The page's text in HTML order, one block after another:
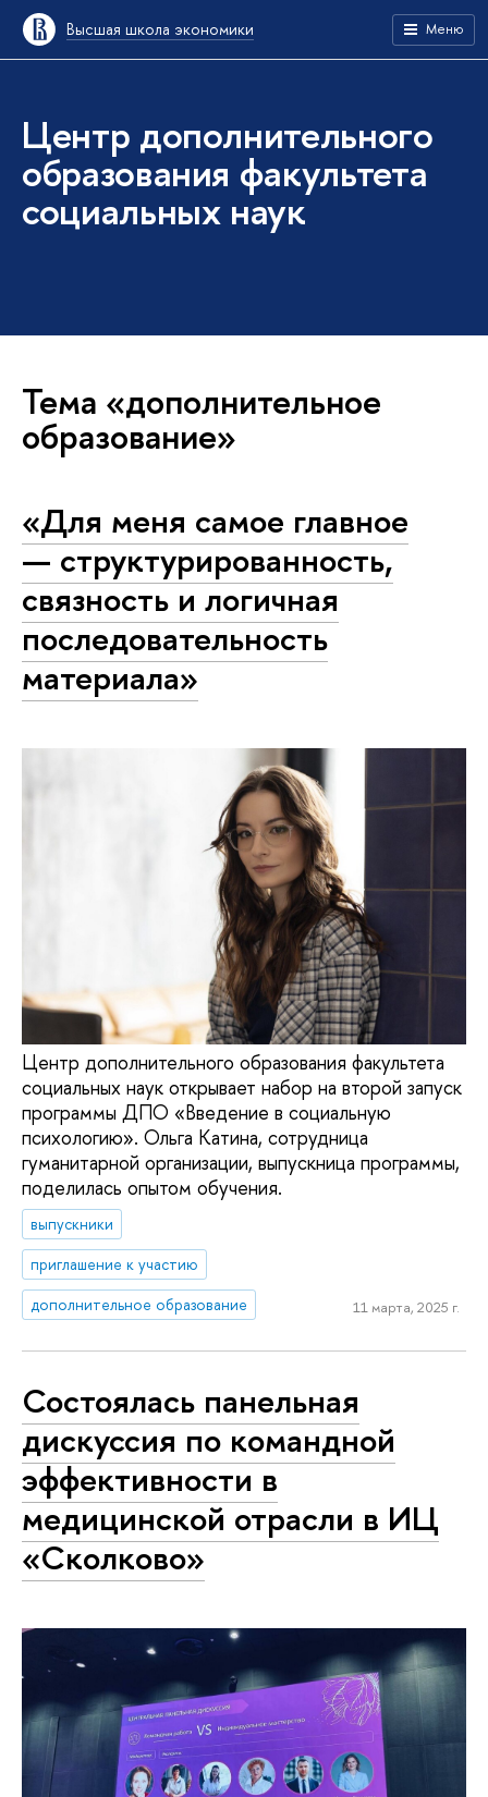
Высшая школа экономики Меню
Центр дополнительного
образования факультета
социальных наук
Тема «дополнительное
образование»
«Для меня самое главное
— структурированность,
связность и логичная
последовательность
материала»
Центр дополнительного образования факультета
социальных наук открывает набор на второй запуск
программы ДПО «Введение в социальную
психологию». Ольга Катина, сотрудница
гуманитарной организации, выпускница программы,
поделилась опытом обучения.
выпускники
приглашение к участию
дополнительное образование
11 марта, 2025 г.
Состоялась панельная
дискуссия по командной
эффективности в
медицинской отрасли в ИЦ
«Сколково»